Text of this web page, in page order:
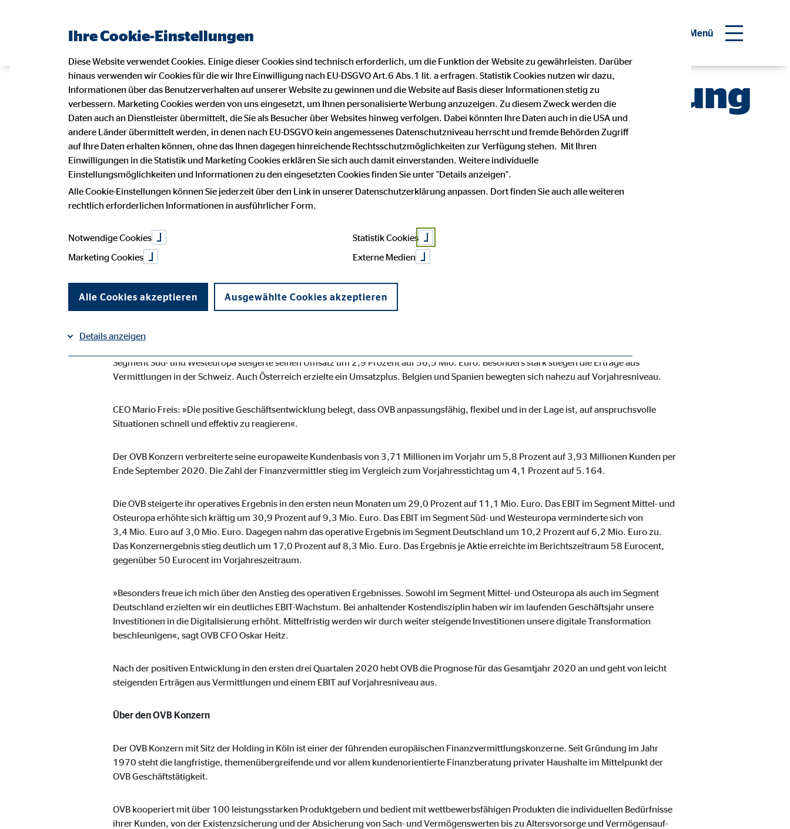
Menü
OVB setzt positive Geschäftsentwicklung
im dritten Quartal 2020 fort
10. November 2020| OVB Holding AG
auf Facebook teilen
auf LinkedIn teilen
Köln, 10. November 2020. Der OVB Konzern hat die bisherige positive Geschäftsentwicklung des Jahres 2020 auch im dritten Quartal
fortgesetzt. In den ersten neun Monaten 2020 erzielte der europäische Finanzvermittlungskonzern Erträge aus Vermittlungen in Höhe von
94,0 Mio. Euro. Die Landesgesellschaften in Polen, Rumänien, Tschechien, der Slowakei und der Ukraine erreichten teils deutliche
Segment Süd- und Westeuropa steigerte seinen Umsatz um 2,9 Prozent auf 56,5 Mio. Euro. Besonders stark stiegen die Erträge aus
Vermittlungen in der Schweiz. Auch Österreich erzielte ein Umsatzplus. Belgien und Spanien bewegten sich nahezu auf Vorjahresniveau.
CEO Mario Freis: »Die positive Geschäftsentwicklung belegt, dass OVB anpassungsfähig, flexibel und in der Lage ist, auf anspruchsvolle
Situationen schnell und effektiv zu reagieren«.
Der OVB Konzern verbreiterte seine europaweite Kundenbasis von 3,71 Millionen im Vorjahr um 5,8 Prozent auf 3,93 Millionen Kunden per
Ende September 2020. Die Zahl der Finanzvermittler stieg im Vergleich zum Vorjahresstichtag um 4,1 Prozent auf 5.164.
Die OVB steigerte ihr operatives Ergebnis in den ersten neun Monaten um 29,0 Prozent auf 11,1 Mio. Euro. Das EBIT im Segment Mittel- und
Osteuropa erhöhte sich kräftig um 30,9 Prozent auf 9,3 Mio. Euro. Das EBIT im Segment Süd- und Westeuropa verminderte sich von
3,4 Mio. Euro auf 3,0 Mio. Euro. Dagegen nahm das operative Ergebnis im Segment Deutschland um 10,2 Prozent auf 6,2 Mio. Euro zu.
Das Konzernergebnis stieg deutlich um 17,0 Prozent auf 8,3 Mio. Euro. Das Ergebnis je Aktie erreichte im Berichtszeitraum 58 Eurocent,
gegenüber 50 Eurocent im Vorjahreszeitraum.
»Besonders freue ich mich über den Anstieg des operativen Ergebnisses. Sowohl im Segment Mittel- und Osteuropa als auch im Segment
Deutschland erzielten wir ein deutliches EBIT-Wachstum. Bei anhaltender Kostendisziplin haben wir im laufenden Geschäftsjahr unsere
Investitionen in die Digitalisierung erhöht. Mittelfristig werden wir durch weiter steigende Investitionen unsere digitale Transformation
beschleunigen«, sagt OVB CFO Oskar Heitz.
Nach der positiven Entwicklung in den ersten drei Quartalen 2020 hebt OVB die Prognose für das Gesamtjahr 2020 an und geht von leicht
steigenden Erträgen aus Vermittlungen und einem EBIT auf Vorjahresniveau aus.
Über den OVB Konzern
Der OVB Konzern mit Sitz der Holding in Köln ist einer der führenden europäischen Finanzvermittlungskonzerne. Seit Gründung im Jahr
1970 steht die langfristige, themenübergreifende und vor allem kundenorientierte Finanzberatung privater Haushalte im Mittelpunkt der
OVB Geschäftstätigkeit.
OVB kooperiert mit über 100 leistungsstarken Produktgebern und bedient mit wettbewerbsfähigen Produkten die individuellen Bedürfnisse
ihrer Kunden, von der Existenzsicherung und der Absicherung von Sach- und Vermögenswerten bis zu Altersvorsorge und Vermögensauf-
Ihre Cookie-Einstellungen
Diese Website verwendet Cookies. Einige dieser Cookies sind technisch erforderlich, um die Funktion der Website zu gewährleisten. Darüber
hinaus verwenden wir Cookies für die wir Ihre Einwilligung nach EU-DSGVO Art.6 Abs.1 lit. a erfragen. Statistik Cookies nutzen wir dazu,
Informationen über das Benutzerverhalten auf unserer Website zu gewinnen und die Website auf Basis dieser Informationen stetig zu
verbessern. Marketing Cookies werden von uns eingesetzt, um Ihnen personalisierte Werbung anzuzeigen. Zu diesem Zweck werden die
Daten auch an Dienstleister übermittelt, die Sie als Besucher über Websites hinweg verfolgen. Dabei könnten Ihre Daten auch in die USA und
andere Länder übermittelt werden, in denen nach EU-DSGVO kein angemessenes Datenschutzniveau herrscht und fremde Behörden Zugriff
auf Ihre Daten erhalten können, ohne das Ihnen dagegen hinreichende Rechtsschutzmöglichkeiten zur Verfügung stehen. Mit Ihren
Einwilligungen in die Statistik und Marketing Cookies erklären Sie sich auch damit einverstanden. Weitere individuelle
Einstellungsmöglichkeiten und Informationen zu den eingesetzten Cookies finden Sie unter "Details anzeigen".
Alle Cookie-Einstellungen können Sie jederzeit über den Link in unserer Datenschutzerklärung anpassen. Dort finden Sie auch alle weiteren
rechtlich erforderlichen Informationen in ausführlicher Form.
Notwendige Cookies
Statistik Cookies
Marketing Cookies
Externe Medien
Alle Cookies akzeptieren Ausgewählte Cookies akzeptieren
Details anzeigen
Notwendige Cookies
Funktion der Webseite einschränken.
cookie_consent_v2
Zweck: Speichern Ihrer Einwilligungen
Cookie Laufzeit: 1 Jahr
Anbieter: TYPO3 Association
Cookie Laufzeit: Browser-Sitzung
Statistik Cookies
Google Analytics | Empfänger: OVB, Google Ireland Ltd.
Google Ireland Ltd.
Impressum |Datenschutz